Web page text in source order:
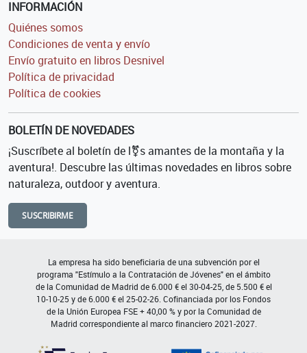
INFORMACIÓN
Quiénes somos
Condiciones de venta y envío
Envío gratuito en libros Desnivel
Política de privacidad
Política de cookies
BOLETÍN DE NOVEDADES
¡Suscríbete al boletín de l⚧s amantes de la montaña y la
aventura!. Descubre las últimas novedades en libros sobre
naturaleza, outdoor y aventura.
SUSCRIBIRME
La empresa ha sido beneficiaria de una subvención por el
programa "Estímulo a la Contratación de Jóvenes" en el ámbito
de la Comunidad de Madrid de 6.000 € el 30-04-25, de 5.500 € el
10-10-25 y de 6.000 € el 25-02-26. Cofinanciada por los Fondos
de la Unión Europea FSE + 40,00 % y por la Comunidad de
Madrid correspondiente al marco financiero 2021-2027.